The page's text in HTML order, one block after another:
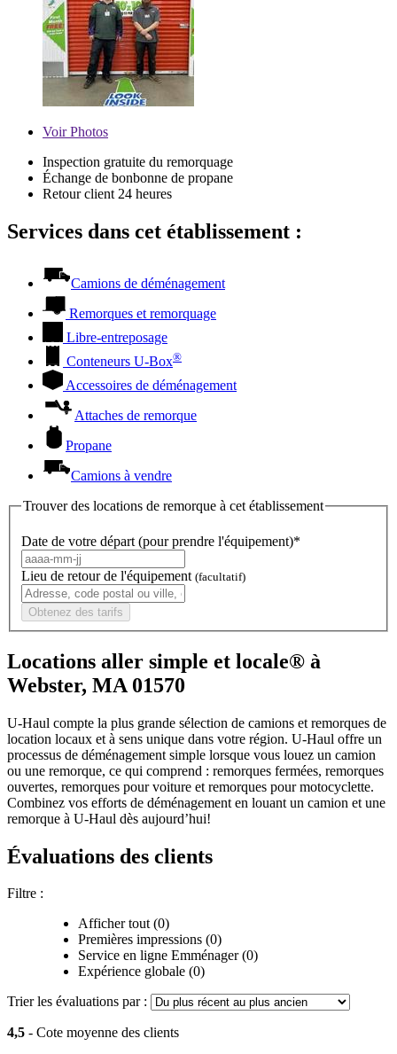
VoirPhotos
Inspection gratuite du remorquage
Échange de bonbonne de propane
Retour client 24 heures
Services dans cet établissement :
Camions de déménagement
Remorques et remorquage
Libre-entreposage
Conteneurs U-Box®
Accessoires de déménagement
Attaches de remorque
Propane
Camions à vendre
Trouver des locations de remorque à cet établissement
Date de votre départ (pour prendre l'équipement)*
Lieu de retour de l'équipement (facultatif)
Obtenez des tarifs
Locations aller simple et locale® à
Webster, MA 01570
U-Haul compte la plus grande sélection de camions et remorques de
location locaux et à sens unique dans votre région. U-Haul offre un
processus de déménagement simple lorsque vous louez un camion
ou une remorque, ce qui comprend : remorques fermées, remorques
ouvertes, remorques pour voiture et remorques pour motocyclette.
Combinez vos efforts de déménagement en louant un camion et une
remorque à U-Haul dès aujourd’hui!
Évaluations des clients
Filtre :
Afficher tout (0)
Premières impressions (0)
Service en ligne Emménager (0)
Expérience globale (0)
Trier les évaluations par :
4,5 - Cote moyenne des clients